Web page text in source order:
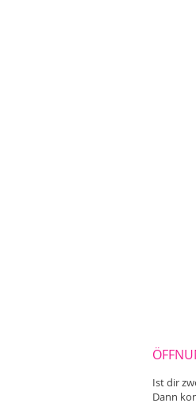
Ist dir
Dann